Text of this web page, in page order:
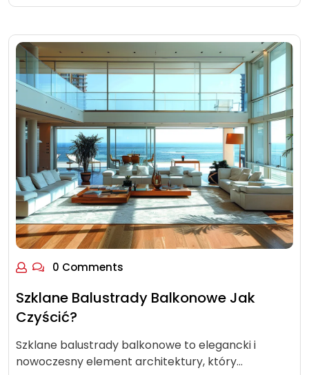
0 Comments
Szklane Balustrady Balkonowe Jak
Czyścić?
Szklane balustrady balkonowe to elegancki i
nowoczesny element architektury, który…